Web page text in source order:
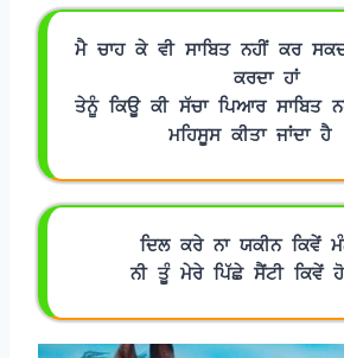
ਮੈ ਚਾਹ ਕੇ ਵੀ ਸਾਬਿਤ ਨਹੀਂ ਕਰ
ਕਰਦਾ ਹਾਂ
ਤੇਨੂੰ ਕਿਊ ਕੀ ਸੱਚਾ ਪਿਆਰ ਸਾਬਿਤ
ਮਹਿਸੂਸ ਕੀਤਾ ਜਾਂਦਾ ਹੈ
ਦਿਲ ਕਰੇ ਨਾ ਯਕੀਨ ਕਿਵੇਂ
ਨੀ ਤੂੰ ਮੇਰੇ ਪਿੱਛੇ ਸੈਂਟੀ ਕਿਵੇਂ